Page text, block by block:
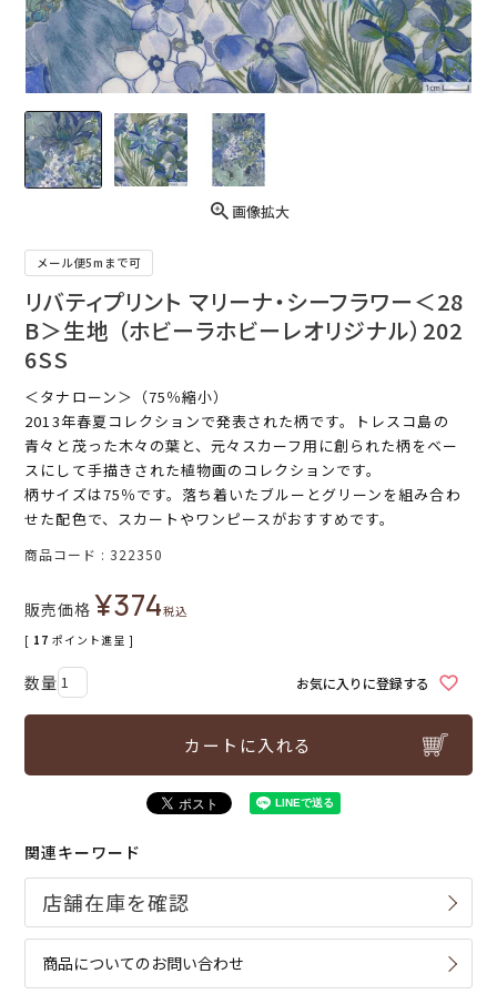
画像拡大
メール便5mまで可
リバティプリント マリーナ・シーフラワー＜28
B＞生地 （ホビーラホビーレオリジナル）202
6SS
＜タナローン＞（75％縮小）
2013年春夏コレクションで発表された柄です。トレスコ島の
青々と茂った木々の葉と、元々スカーフ用に創られた柄をベー
スにして手描きされた植物画のコレクションです。
柄サイズは75％です。落ち着いたブルーとグリーンを組み合わ
せた配色で、スカートやワンピースがおすすめです。
商品コード 322350
販売価格 ¥374税込
[ 17 ポイント進呈 ]
お気に入りに登録する
カートに入れる
関連キーワード
商品についてのお問い合わせ